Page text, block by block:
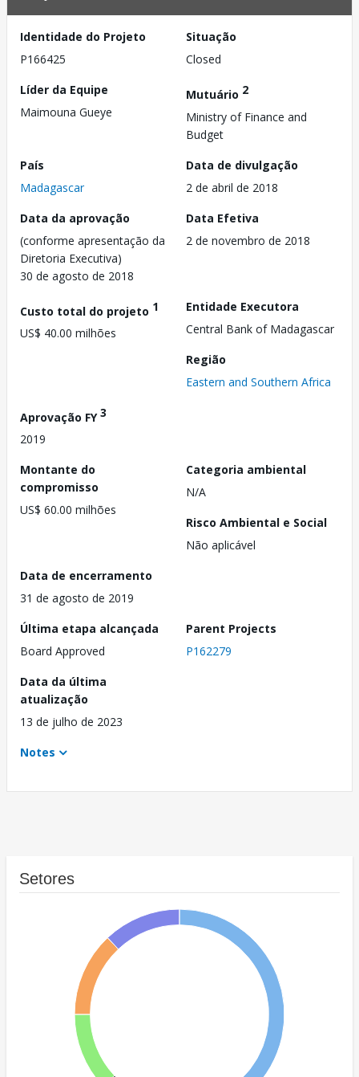
Identidade do Projeto
P166425
Situação
Closed
Líder da Equipe
Maimouna Gueye
Mutuário 2
Ministry of Finance and
Budget
País
Madagascar
Data de divulgação
2 de abril de 2018
Data da aprovação
(conforme apresentação da
Diretoria Executiva)
30 de agosto de 2018
Data Efetiva
2 de novembro de 2018
Custo total do projeto 1
US$ 40.00 milhões
Entidade Executora
Central Bank of Madagascar
Região
Eastern and Southern Africa
Aprovação FY3
2019
Montante do
compromisso
US$ 60.00 milhões
Categoria ambiental
N/A
Risco Ambiental e Social
Não aplicável
Data de encerramento
31 de agosto de 2019
Última etapa alcançada
Board Approved
Parent Projects
P162279
Data da última
atualização
13 de julho de 2023
Notes
Setores